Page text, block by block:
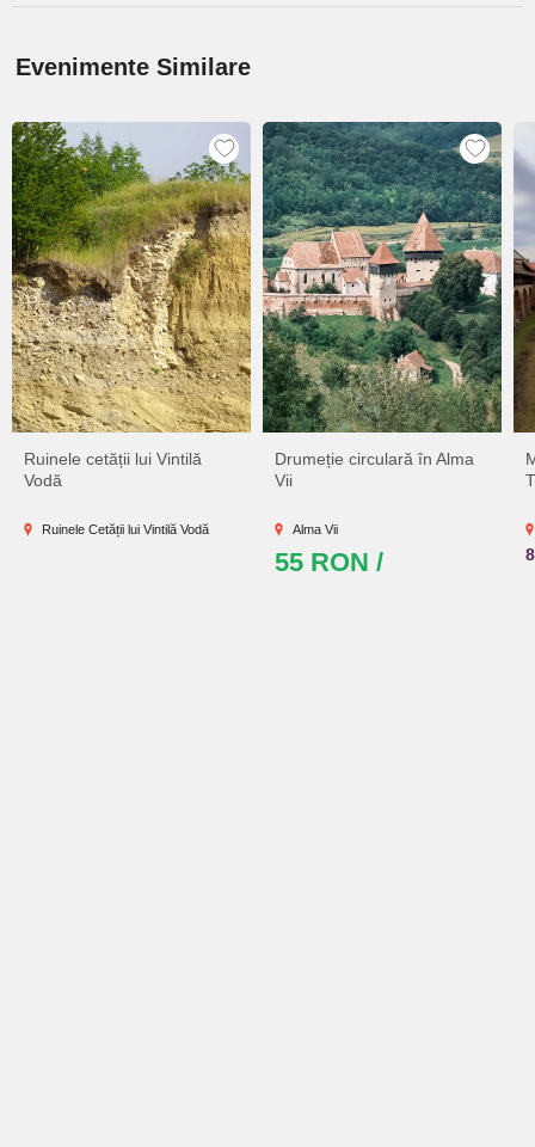
Evenimente Similare
Ruinele cetății lui Vintilă
Vodă
Ruinele Cetății lui Vintilă Vodă
Drumeție circulară în Alma
Vii
Alma Vii
55 RON /